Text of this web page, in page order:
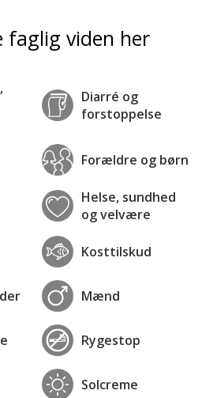
faglig viden her
Diarré og
forstoppelse
Forældre og børn
Helse, sundhed
og velvære
Kosttilskud
Mænd
Rygestop
Solcreme